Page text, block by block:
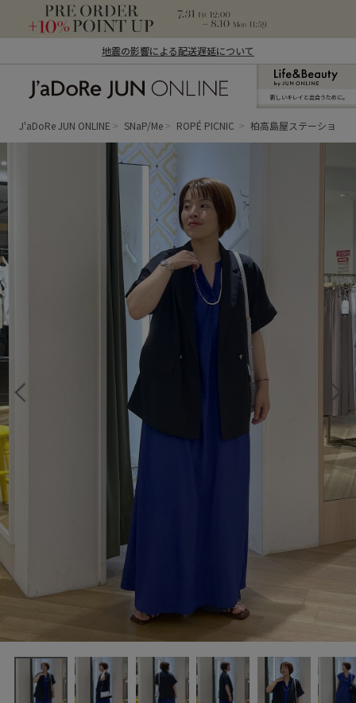
地震の影響による配送遅延について
ン オンライン）
新しいキレイと出合うために。
J'aDoRe JUN ONLINE SNaP/Me ROPÉ PICNIC 柏高島屋ステーション